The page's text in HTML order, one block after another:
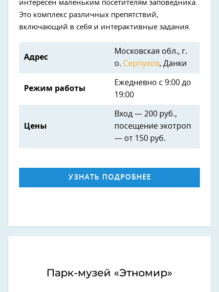
интересен маленьким посетителям заповедника.
Это комплекс различных препятствий,
включающий в себя и интерактивные задания.
Адрес
Московская обл., г.
о. Серпухов, Данки
Режим работы
Ежедневно с 9:00 до
19:00
Цены
Вход — 200 руб.,
посещение экотроп
— от 150 руб.
УЗНАТЬ ПОДРОБНЕЕ
Парк‑музей «Этномир»